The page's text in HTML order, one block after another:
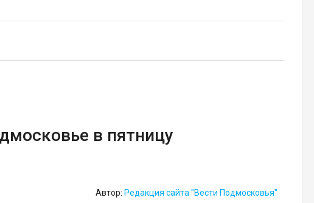
в пятницу
Автор: Редакция сайта "Вести Подмосковья"